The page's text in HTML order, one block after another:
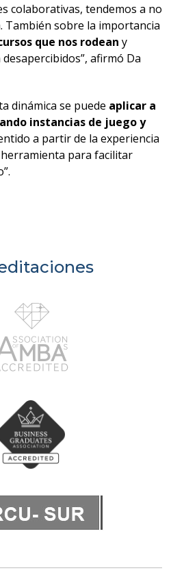
colaborativas, tendemos a no
También sobre la importancia
que nos rodean y
afirmó Da
dinámica se puede aplicar a
instancias de juegoy
a partir de la experiencia
para facilitar